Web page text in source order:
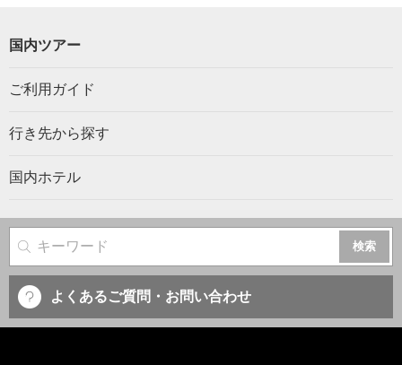
国内ツアー
ご利用ガイド
行き先から探す
国内ホテル
サイト内検索
よくあるご質問・お問い合わせ